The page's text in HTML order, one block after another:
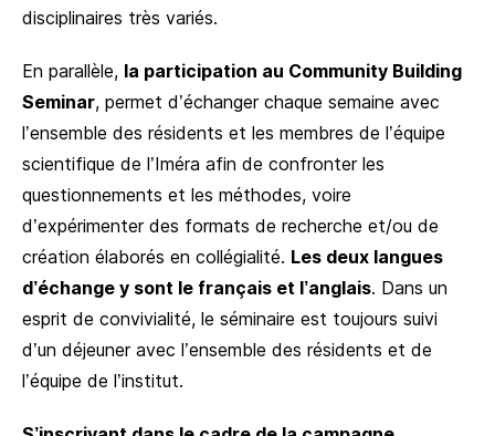
disciplinaires très variés.
En parallèle, la participation au Community Building
Seminar, permet d’échanger chaque semaine avec
l’ensemble des résidents et les membres de l’équipe
scientifique de l’Iméra afin de confronter les
questionnements et les méthodes, voire
d’expérimenter des formats de recherche et/ou de
création élaborés en collégialité. Les deux langues
d’échange y sont le français et l’anglais. Dans un
esprit de convivialité, le séminaire est toujours suivi
d’un déjeuner avec l’ensemble des résidents et de
l’équipe de l’institut.